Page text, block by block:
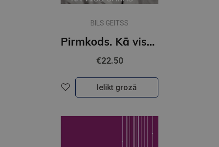
BILS GEITSS
Pirmkods. Kā viss sākās
€22.50
Ielikt grozā